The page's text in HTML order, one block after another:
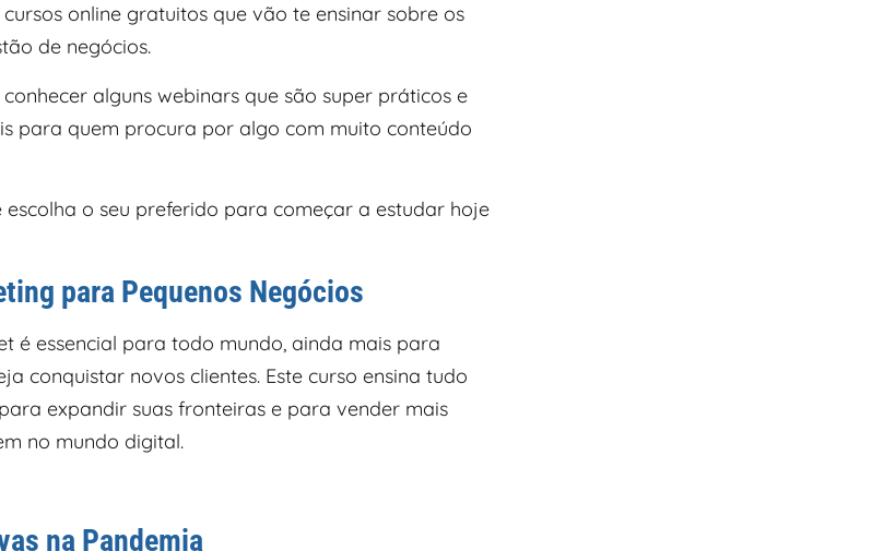
online gratuitos que vão te ensinar sobre os
de negócios.
alguns webinars que são super práticos e
para quem procura por algo com muito conteúdo
o seu preferido para começar a estudar hoje
para Pequenos Negócios
é essencial para todo mundo, ainda mais para
conquistar novos clientes. Este curso ensina tudo
expandir suas fronteiras e para vender mais
no mundo digital.
na Pandemia